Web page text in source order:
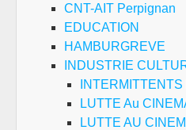
CNT-AIT Perpignan
EDUCATION
HAMBURGREVE
INDUSTRIE
LUTTE Au
LUTTE AU